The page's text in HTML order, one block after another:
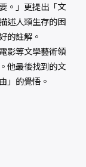
。」更提出「文
述人類生存的困
的註解。
影等文學藝術領
他最後找到的文
」的覺悟。